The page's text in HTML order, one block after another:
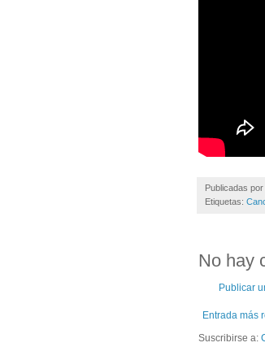
Publicadas por
Etiquetas:
No hay
Publicar
Entrada más
Suscribirse a: